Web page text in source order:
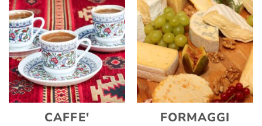
CAFFE' FORMAGGI